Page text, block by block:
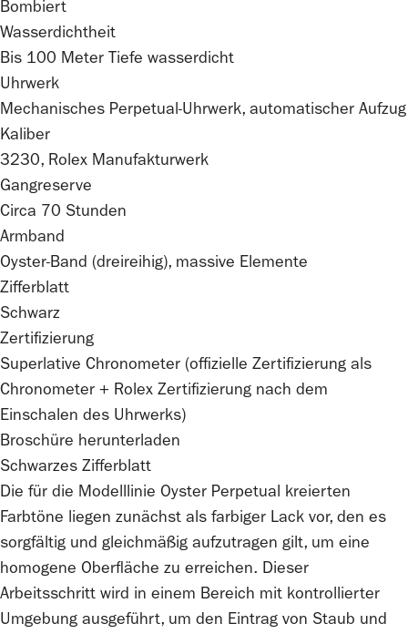
Bombiert
Wasserdichtheit
Bis 100 Meter Tiefe wasserdicht
Uhrwerk
Mechanisches Perpetual-Uhrwerk, automatischer Aufzug
Kaliber
3230, Rolex Manufakturwerk
Gangreserve
Circa 70 Stunden
Armband
Oyster-Band (dreireihig), massive Elemente
Zifferblatt
Schwarz
Zertifizierung
Superlative Chronometer (offizielle Zertifizierung als
Chronometer + Rolex Zertifizierung nach dem
Einschalen des Uhrwerks)
Broschüre herunterladen
Schwarzes Zifferblatt
Die für die Modelllinie Oyster Perpetual kreierten
Farbtöne liegen zunächst als farbiger Lack vor, den es
sorgfältig und gleichmäßig aufzutragen gilt, um eine
homogene Oberfläche zu erreichen. Dieser
Arbeitsschritt wird in einem Bereich mit kontrollierter
Umgebung ausgeführt, um den Eintrag von Staub und